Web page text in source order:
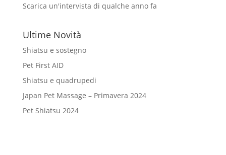
Scarica un'intervista di qualche anno fa
Ultime Novità
Shiatsu e sostegno
Pet First AID
Shiatsu e quadrupedi
Japan Pet Massage – Primavera 2024
Pet Shiatsu 2024